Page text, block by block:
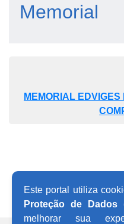
Memorial
MEMORIAL
VOLTAR
Este portal utiliza
Proteção de Dados
melhorar sua